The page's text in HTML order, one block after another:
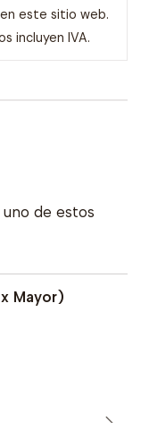
este sitio web.
incluyen IVA.
de estos
Mayor)